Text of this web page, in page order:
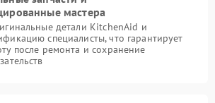
мастера
детали KitchenAid и
специалисты, что гарантирует
после ремонта и сохранение